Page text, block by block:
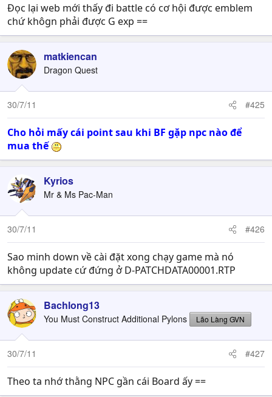
Đọc lại web mới thấy đi battle có cơ hội được emblem
chứ khôgn phải được G exp ==
matkiencan
Dragon Quest
30/7/11 #425
Cho hỏi mấy cái point sau khi BF gặp npc nào để
mua thế
Kyrios
Mr & Ms Pac-Man
30/7/11 #426
Sao minh down về cài đặt xong chạy game mà nó
không update cứ đứng ở D-PATCHDATA00001.RTP
Bachlong13
You Must Construct Additional Pylons Lão Làng GVN
30/7/11 #427
Theo ta nhớ thằng NPC gần cái Board ấy ==